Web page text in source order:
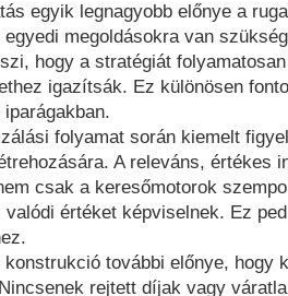
egyik legnagyobb előnye a
megoldásokra van
hogy a stratégiát
igazítsák. Ez különösen
folyamat során kiemelt
A releváns, értékes
csak a keresőmotorok
valódi értéket képviselnek. Ez
konstrukció további előnye, hogy
rejtett díjak vagy